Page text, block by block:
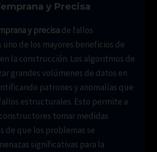
y Precisa
y precisade fallos
de los mayores beneficios de
la construcción. Los algoritmos de
grandes volúmenes de datos en
patrones y anomalías que
estructurales. Esto permite a
tomar medidas
de que los problemas se
significativas para la